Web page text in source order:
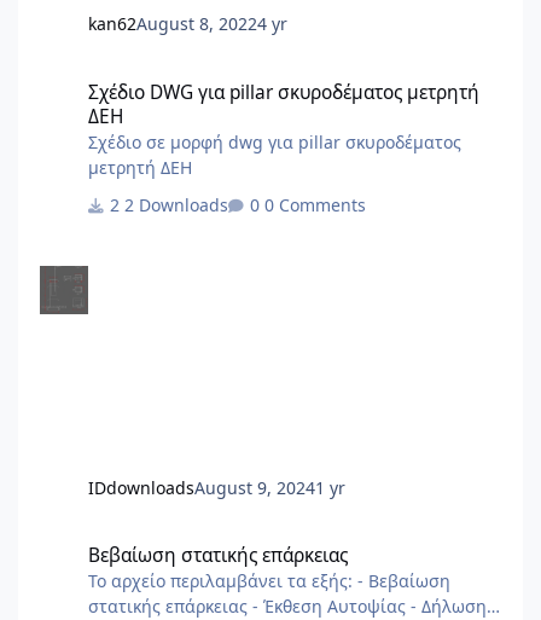
kan62August 8, 20224 yr
Σχέδιο DWG για pillar σκυροδέματος μετρητή
ΔΕΗ
Σχέδιο σε μορφή dwg για pillar σκυροδέματος
μετρητή ΔΕΗ
2 Downloads
0 Comments
IDdownloadsAugust 9, 20241 yr
Βεβαίωση στατικής επάρκειας
Το αρχείο περιλαμβάνει τα εξής: - Βεβαίωση
στατικής επάρκειας - Έκθεση Αυτοψίας - Δήλωση